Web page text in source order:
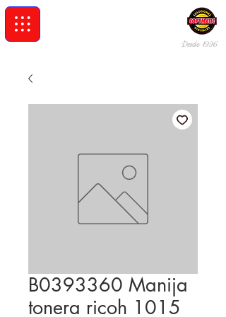
Desde 1996
B0393360 Manija
tonera ricoh 1015